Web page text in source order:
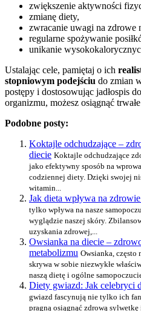
zwiększenie aktywności
zmianę diety,
zwracanie uwagi na zdrowe
regularne spożywanie
unikanie
Ustalając cele, pamiętaj o ich
stopniowym podejściu do zmian
postępy i dostosowując jadłospis
organizmu, możesz osiągnąć
Podobne posty:
Koktajle odchudzające –
diecie Koktajle odchudzające
jako efektywny sposób na
codziennej diety. Dzięki swojej
witamin...
Jak dieta wpływa na
tylko wpływa na nasze
wyglądzie naszej skóry.
uzyskania zdrowej,...
Owsianka na diecie –
metabolizmu Owsianka, często
skrywa w sobie niezwykłe
naszą dietę i ogólne
Diety gwiazd: Jak celebryci
gwiazd fascynują nie tylko ich
pragną osiągnąć zdrową